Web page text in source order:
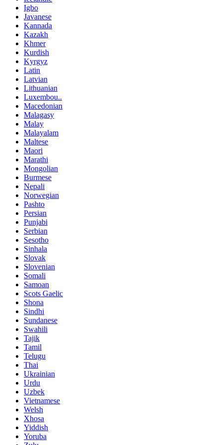
Igbo
Javanese
Kannada
Kazakh
Khmer
Kurdish
Kyrgyz
Latin
Latvian
Lithuanian
Luxembou..
Macedonian
Malagasy
Malay
Malayalam
Maltese
Maori
Marathi
Mongolian
Burmese
Nepali
Norwegian
Pashto
Persian
Punjabi
Serbian
Sesotho
Sinhala
Slovak
Slovenian
Somali
Samoan
Scots Gaelic
Shona
Sindhi
Sundanese
Swahili
Tajik
Tamil
Telugu
Thai
Ukrainian
Urdu
Uzbek
Vietnamese
Welsh
Xhosa
Yiddish
Yoruba